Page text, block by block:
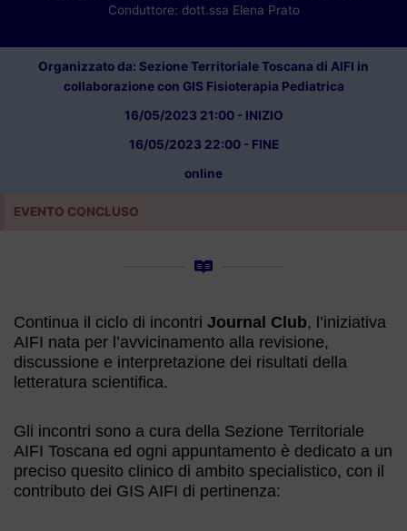
Conduttore: dott.ssa Elena Prato
Organizzato da: Sezione Territoriale Toscana di AIFI in
collaborazione con GIS Fisioterapia Pediatrica
16/05/2023 21:00 - INIZIO
16/05/2023 22:00 - FINE
online
EVENTO CONCLUSO
Continua il ciclo di incontri Journal Club, l’iniziativa
AIFI nata per l’avvicinamento alla revisione,
discussione e interpretazione dei risultati della
letteratura scientifica.
Gli incontri sono a cura della Sezione Territoriale
AIFI Toscana ed ogni appuntamento è dedicato a un
preciso quesito clinico di ambito specialistico, con il
contributo dei GIS AIFI di pertinenza: